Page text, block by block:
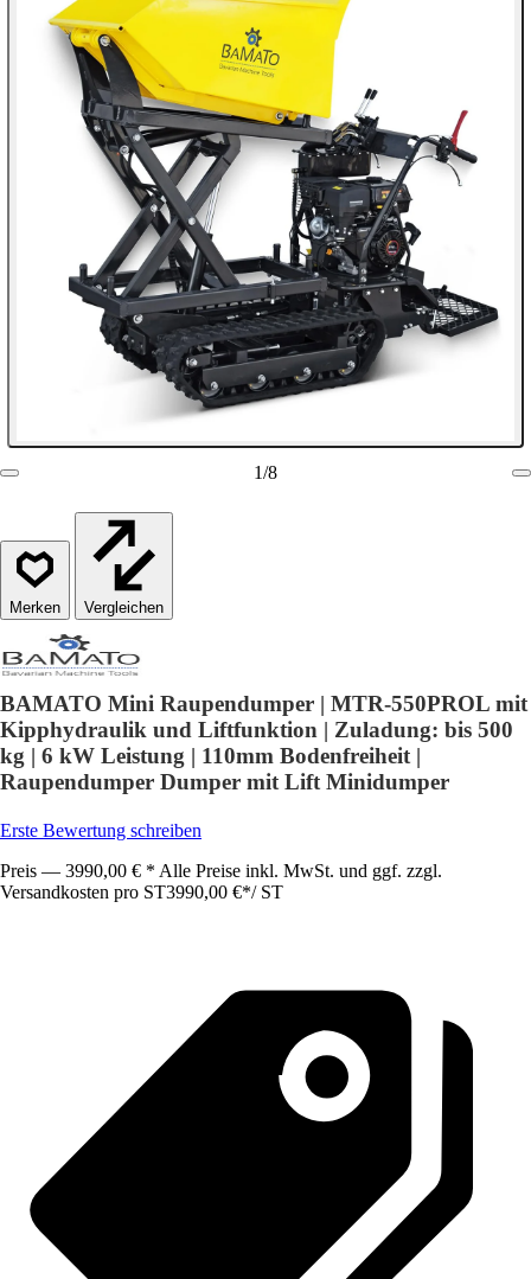
1/8
Vergleichen
BAMATO Mini Raupendumper | MTR-550PROL mit
Kipphydraulik und Liftfunktion | Zuladung: bis 500
kg | 6 kW Leistung | 110mm Bodenfreiheit |
Raupendumper Dumper mit Lift Minidumper
Erste Bewertung schreiben
Preis — 3990,00 € * Alle Preise inkl. MwSt. und ggf. zzgl.
Versandkosten pro ST3990,00 €*/ ST